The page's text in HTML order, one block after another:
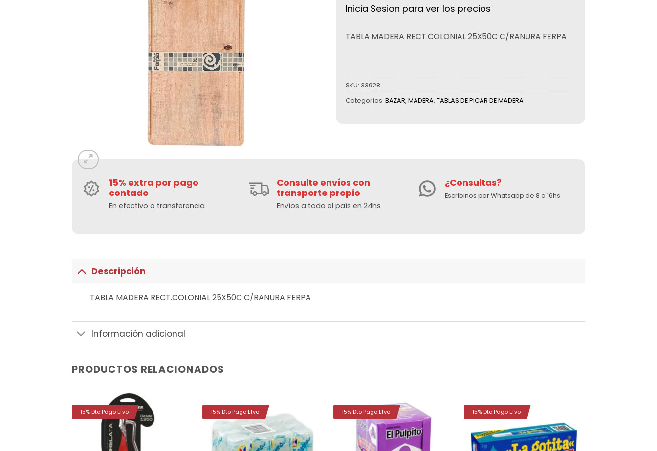
Inicia Sesion para ver los precios
TABLA MADERA RECT.COLONIAL 25X50C C/RANURA FERPA
SKU: 33928
Categorías: BAZAR, MADERA, TABLAS DE PICAR DE MADERA
15% extra por pago
contado
En efectivo o transferencia
Consulte envíos con
transporte propio
Envíos a todo el país en 24hs
¿Consultas?
Escribinos por Whatsapp de 8 a 16hs
Descripción
TABLA MADERA RECT.COLONIAL 25X50C C/RANURA FERPA
Información adicional
PRODUCTOS RELACIONADOS
15% Dto Pago Efvo
a la
lista de
deseos
15% Dto Pago Efvo
Añadir
a la
lista de
deseos
15% Dto Pago Efvo
a la
lista de
deseos
15% Dto Pago Efvo